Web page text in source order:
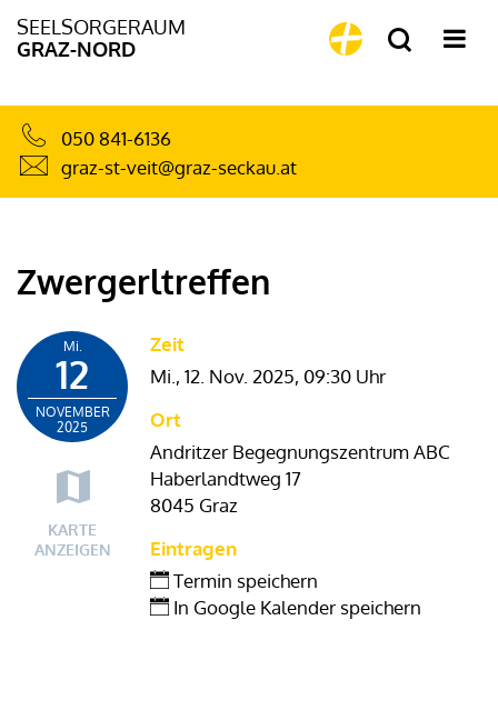
SEELSORGERAUM
GRAZ-NORD
050 841-6136
graz-st-veit@graz-seckau.at
Zwergerltreffen
Mi.
12
NOVEMBER
2025
KARTE
ANZEIGEN
Zeit
Mi., 12. Nov. 2025, 09:30 Uhr
Ort
Andritzer Begegnungszentrum ABC
Haberlandtweg 17
8045 Graz
Eintragen
Termin speichern
In Google Kalender speichern